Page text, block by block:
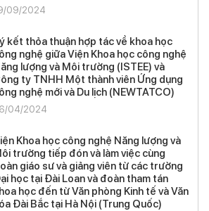
09/2024
kết thỏa thuận hợp tác về khoa học
nghệ giữa Viện Khoa học công nghệ
lượng và Môi trường (ISTEE) và
ty TNHH Một thành viên Ứng dụng
nghệ mới và Du lịch (NEWTATCO)
04/2024
Khoa học công nghệ Năng lượng và
trường tiếp đón và làm việc cùng
giáo sư và giảng viên từ các trường
học tại Đài Loan và đoàn tham tán
học đến từ Văn phòng Kinh tế và Văn
Đài Bắc tại Hà Nội (Trung Quốc)